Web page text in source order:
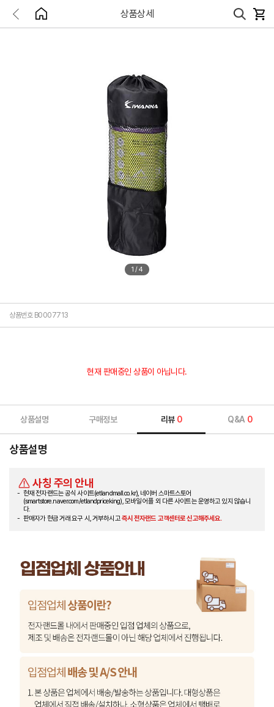
상품상세
1 /4
상품번호 B0007713
현재 판매중인 상품이 아닙니다.
상품설명 구매정보 리뷰 0 Q&A 0
상품설명
사칭 주의 안내
현재 전자랜드는 공식 사이트(etlandmall.co.kr), 네이버 스마트스토어
(smartstore.naver.com/etlandpriceking), 모바일 어플 외 다른 사이트는 운영하고 있지 않습니
다.
판매자가 현금 거래 요구 시, 거부하시고즉시 전자랜드 고객센터로 신고해주세요.